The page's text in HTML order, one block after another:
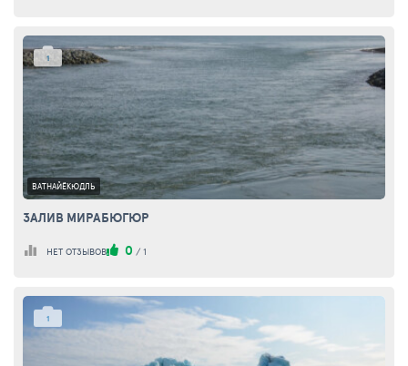
1
ВАТНАЙЁКЮДЛЬ
ЗАЛИВ МИРАБЮГЮР
НЕТ ОТЗЫВОВ 0 / 1
1